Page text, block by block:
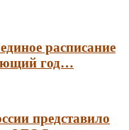
расписание
год…
представило